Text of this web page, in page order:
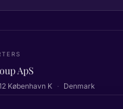
ApS
København K · Denmark